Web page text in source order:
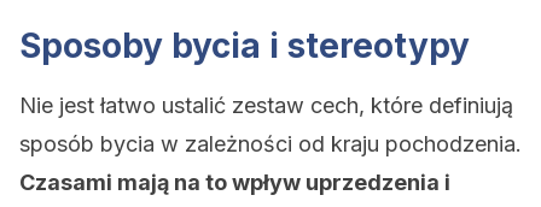
Sposoby bycia i stereotypy
Nie jest łatwo ustalić zestaw cech, które definiują
sposób bycia w zależności od kraju pochodzenia.
Czasami mają na to wpływ uprzedzenia i